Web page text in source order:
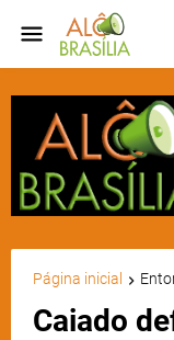
Página inicial
Caiado